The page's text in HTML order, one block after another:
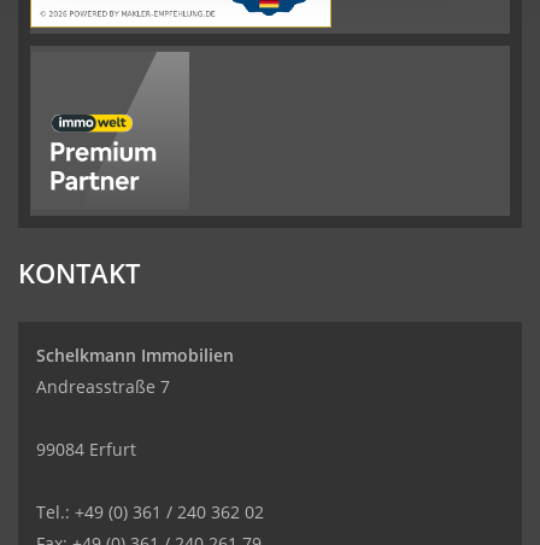
KONTAKT
Schelkmann Immobilien
Andreasstraße 7
99084 Erfurt
Tel.: +49 (0) 361 / 240 362 02